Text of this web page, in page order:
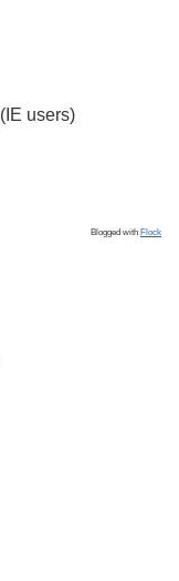
(IE users)
Blogged with Flock